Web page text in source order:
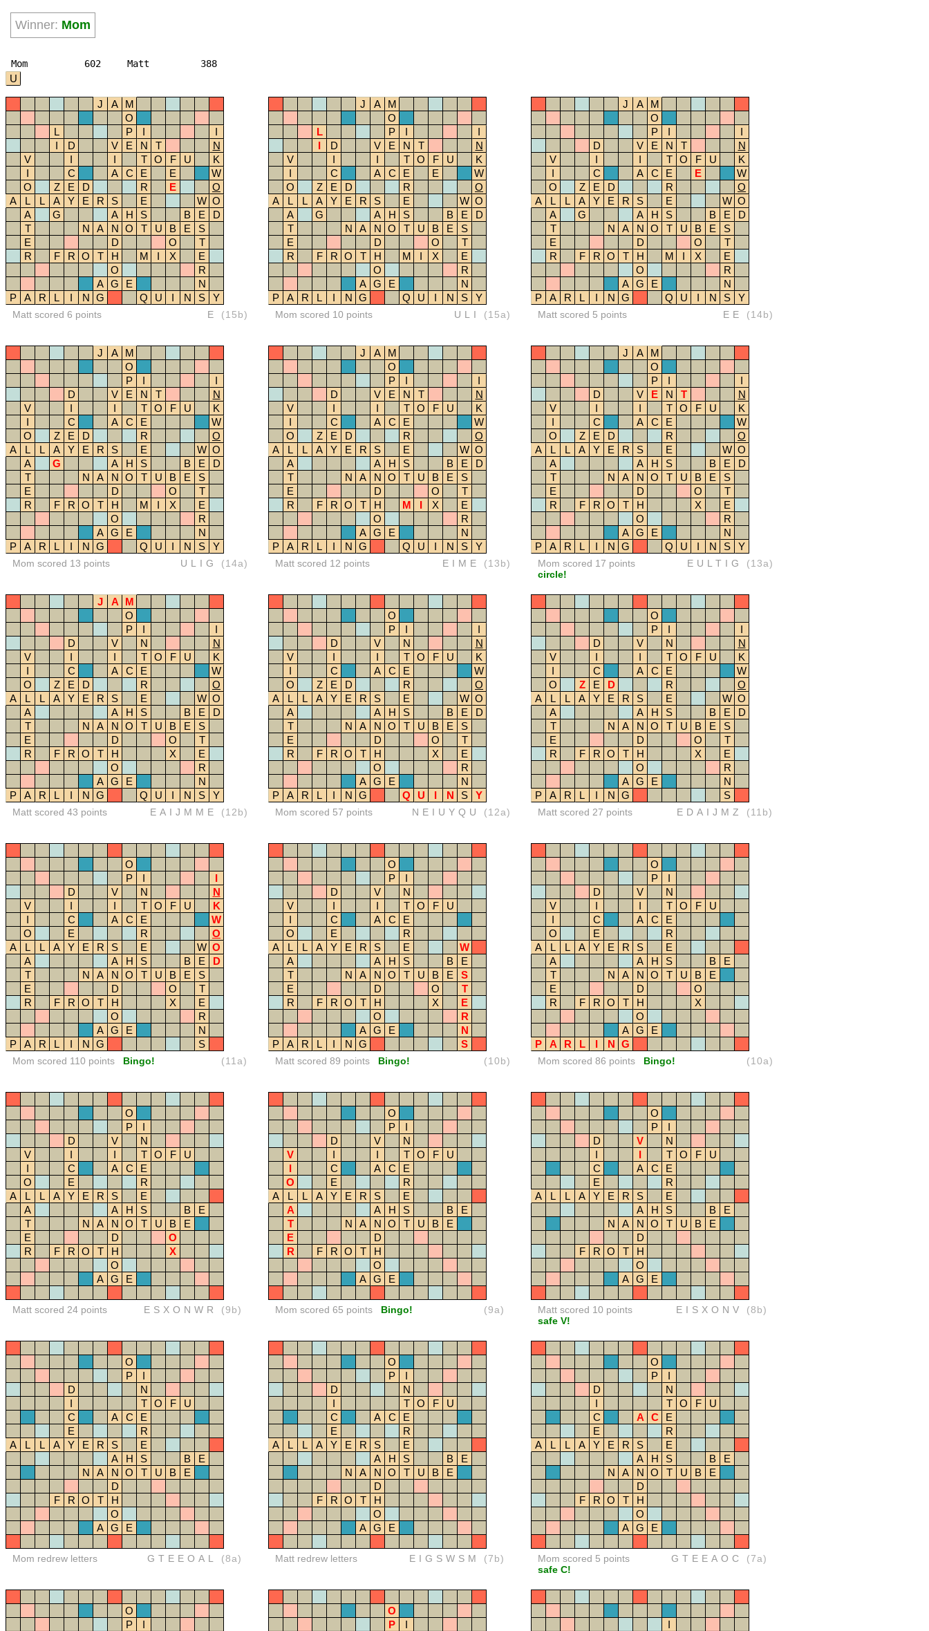
Winner: Mom
Mom 602
U
Matt 388
J A
M
O
L
P I
I
I
D V E N T
N
V
I I T O F U
K
I
C A C E E
W
O
Z E D R E
O
A
L L A Y E R S E W O
A
G A H S B E
D
T
N A N O T U B E
S
E
D O
T
R
F R O T H M I X
E
O
R
A G E
N
P
A R L I N G Q U I N S Y
Matt scored 6 points E (15b)
J A
M
O
L
P I
I
I
D V E N T
N
V
I I T O F U
K
I
C A C E E
W
O
Z E D R
O
A
L L A Y E R S E W O
A
G A H S B E
D
T
N A N O T U B E
S
E
D O
T
R
F R O T H M I X
E
O
R
A G E
N
P
A R L I N G Q U I N S Y
Mom scored 10 points ULI (15a)
J A
M
O
P
I
I
D
V E N T
N
V
I I T O F U
K
I
C A C E E
W
O
Z E D R
O
A
L L A Y E R S E W O
A
G A H S B E
D
T
N A N O T U B E
S
E
D O
T
R
F R O T H M I X
E
O
R
A G E
N
P
A R L I N G Q U I N S Y
Matt scored 5 points EE (14b)
J A
M
O
P
I
I
D
V E N T
N
V
I I T O F U
K
I
C A C E
W
O
Z E D R
O
A
L L A Y E R S E W O
A
G A H S B E
D
T
N A N O T U B E
S
E
D O
T
R
F R O T H M I X
E
O
R
A G E
N
P
A R L I N G Q U I N S Y
Mom scored 13 points ULIG (14a)
J A
M
O
P
I
I
D
V E N T
N
V
I I T O F U
K
I
C A C E
W
O
Z E D R
O
A
L L A Y E R S E W O
A
A H S B E
D
T
N A N O T U B E
S
E
D O
T
R
F R O T H M I X
E
O
R
A G E
N
P
A R L I N G Q U I N S Y
Matt scored 12 points EIME (13b)
J A
M
O
P
I
I
D
V E N T
N
V
I I T O F U
K
I
C A C E
W
O
Z E D R
O
A
L L A Y E R S E W O
A
A H S B E
D
T
N A N O T U B E
S
E
D O
T
R
F R O T H X
E
O
R
A G E
N
P
A R L I N G Q U I N S Y
Mom scored 17 points
circle!
EULTIG (13a)
J A
M
O
P
I
I
D
V N
N
V
I I T O F U
K
I
C A C E
W
O
Z E D R
O
A
L L A Y E R S E W O
A
A H S B E
D
T
N A N O T U B E
S
E
D O
T
R
F R O T H X
E
O
R
A G E
N
P
A R L I N G Q U I N S Y
Matt scored 43 points EAIJMME (12b)
O
P
I
I
D
V N
N
V
I I T O F U
K
I
C A C E
W
O
Z E D R
O
A
L L A Y E R S E W O
A
A H S B E
D
T
N A N O T U B E
S
E
D O
T
R
F R O T H X
E
O
R
A G E
N
P
A R L I N G Q U I N S Y
Mom scored 57 points NEIUYQU (12a)
O
P
I
I
D
V N
N
V
I I T O F U
K
I
C A C E
W
O
Z E D R
O
A
L L A Y E R S E W O
A
A H S B E
D
T
N A N O T U B E
S
E
D O
T
R
F R O T H X
E
O
R
A G E
N
P
A R L I N G S
Matt scored 27 points EDAIJMZ (11b)
O
P
I
I
D
V N
N
V
I I T O F U
K
I
C A C E
W
O
E R
O
A
L L A Y E R S E W O
A
A H S B E
D
T
N A N O T U B E
S
E
D O
T
R
F R O T H X
E
O
R
A G E
N
P
A R L I N G S
Mom scored 110 points Bingo! (11a)
O
P
I
D
V
N
V
I I T O F
U
I
C A C
E
O
E
R
A
L L A Y E R S E
W
A
A H S B
E
T
N A N O T U B E
S
E
D O
T
R
F R O T H X
E
O
R
A G E
N
P
A R L I N G S
Matt scored 89 points Bingo! (10b)
O
P
I
D
V
N
V
I I T O F
U
I
C A C
E
O
E
R
A
L L A Y E R S
E
A
A H S B
E
T
N A N O T U B
E
E
D
O
R
F R O T H
X
O
A G
E
P
A R L I N G
Mom scored 86 points Bingo! (10a)
O
P
I
D
V
N
V
I I T O F
U
I
C A C
E
O
E
R
A
L L A Y E R S
E
A
A H S B
E
T
N A N O T U B
E
E
D
O
R
F R O T H
X
O
A G E
Matt scored 24 points ESXONWR (9b)
O
P
I
D
V
N
V
I I T O F
U
I
C A C
E
O
E
R
A
L L A Y E R S
E
A
A H S B
E
T
N A N O T U B
E
E
D
R
F R O T
H
O
A G E
Mom scored 65 points Bingo! (9a)
O
P
I
D
V
N
I
I T O F
U
C
A C
E
E
R
A
L L A Y E R S
E
A
H S B
E
N
A N O T U B
E
D
F
R O T
H
O
A G E
Matt scored 10 points
safe V!
EISXONV (8b)
O
P
I
D
N
I
T O F
U
C
A C
E
E
R
A
L L A Y E R S
E
A
H S B
E
N
A N O T U B
E
D
F
R O T
H
O
A G E
Mom redrew letters GTEEOAL (8a)
O
P
I
D
N
I
T O F
U
C
A C
E
E
R
A
L L A Y E R S
E
A
H S B
E
N
A N O T U B
E
D
F
R O T
H
O
A G E
Matt redrew letters EIGSWSM (7b)
O
P
I
D
N
I
T O F
U
C
A C
E
E
R
A
L L A Y E R S
E
A
H S B
E
N
A N O T U B
E
D
F
R O T
H
O
A G E
Mom scored 5 points
safe C!
GTEEAOC (7a)
O
P
I
O
P
I
I